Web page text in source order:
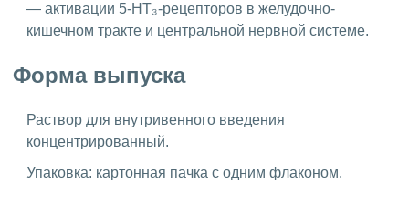
— активации 5-HT₃-рецепторов в желудочно-
кишечном тракте и центральной нервной системе.
Форма выпуска
Раствор для внутривенного введения
концентрированный.
Упаковка: картонная пачка с одним флаконом.